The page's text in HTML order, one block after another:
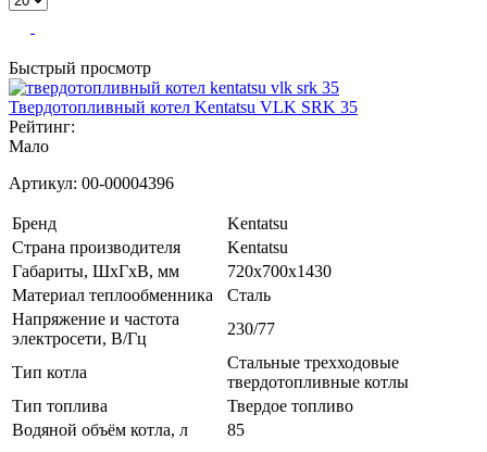
Быстрый просмотр
Твердотопливный котел Kentatsu VLK SRK 35
Рейтинг:
Мало
Артикул: 00-00004396
Бренд
Kentatsu
Страна производителя
Kentatsu
Габариты, ШхГхВ, мм
720x700x1430
Материал теплообменника
Сталь
Напряжение и частота
электросети, В/Гц
230/77
Тип котла
Стальные трехходовые
твердотопливные котлы
Тип топлива
Твердое топливо
Водяной объём котла, л
85